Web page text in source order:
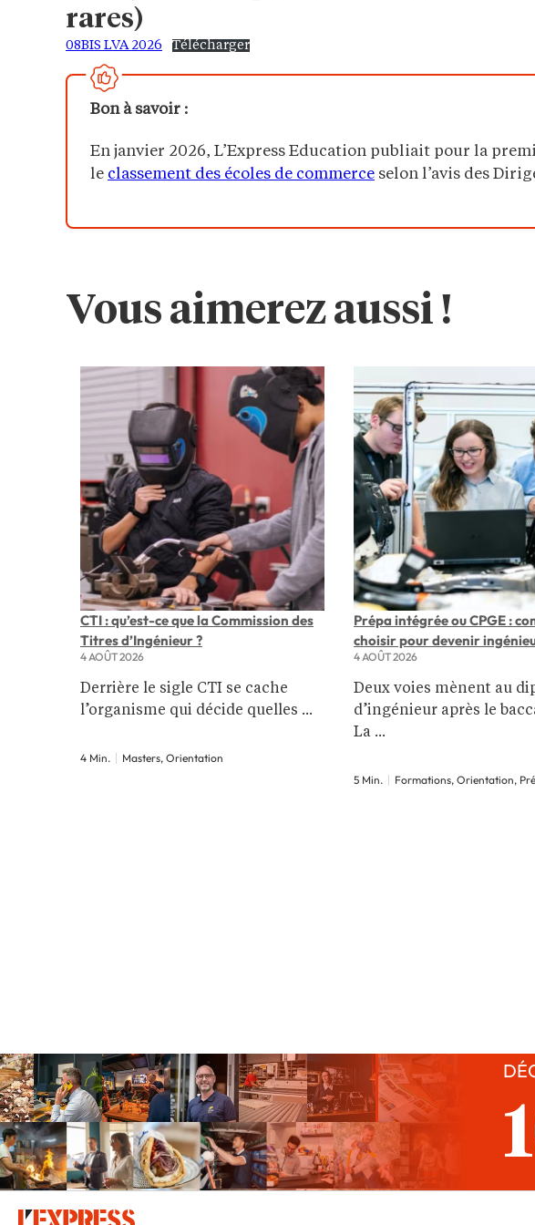
rares)
08BIS LVA 2026 Télécharger
Bon à savoir :
En janvier 2026, L’Express Education publiait pour la
le classement des écoles de commerce selon l’avis des
Vous aimerez aussi !
CTI : qu’est-ce que la Commission des
Titres d’Ingénieur ?
4 AOÛT 2026
Derrière le sigle CTI se cache
l’organisme qui décide quelles ...
4 Min. Masters, Orientation
Prépa intégrée ou CPGE :
choisir pour devenir
4 AOÛT 2026
Deux voies mènent au
d’ingénieur après le
La ...
5 Min. Formations, Orientation,